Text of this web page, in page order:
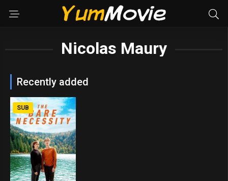
Nicolas Maury
Recently added
SUB